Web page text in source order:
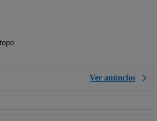
Ver anúncios